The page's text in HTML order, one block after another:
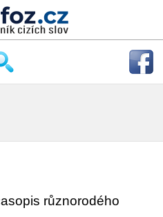
různorodého